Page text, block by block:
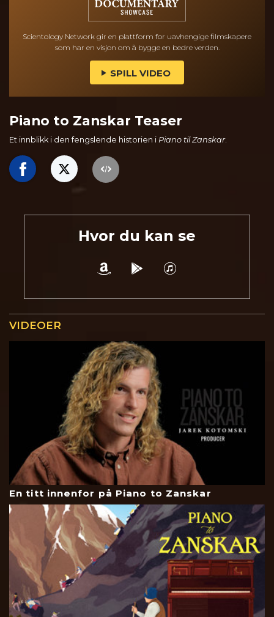
Scientology Network gir en plattform for uavhengige filmskapere
som har en visjon om å bygge en bedre verden.
SPILL VIDEO
Piano to Zanskar Teaser
Et innblikk i den fengslende historien i Piano til Zanskar.
Hvor du kan se
VIDEOER
En titt innenfor på Piano to Zanskar